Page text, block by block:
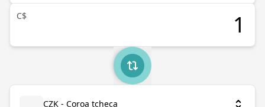
C$
CZK - Coroa tcheca